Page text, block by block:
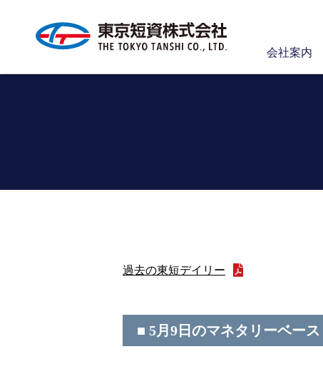
会社案内
過去の東短デイリー
■ 5月9日のマネタリーベース